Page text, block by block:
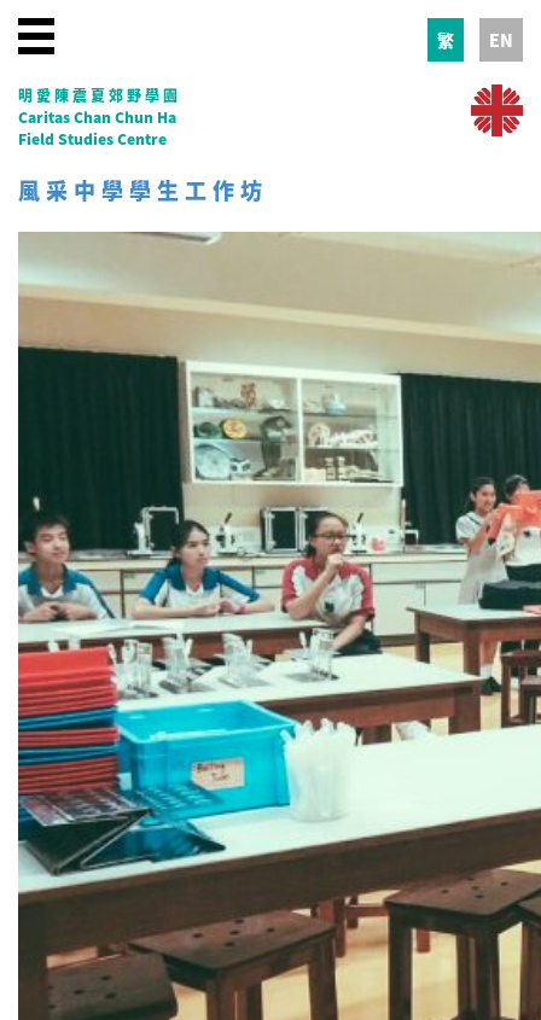
繁 EN
明愛陳震夏郊野學園
Caritas Chan Chun Ha
Field Studies Centre
風采中學學生工作坊